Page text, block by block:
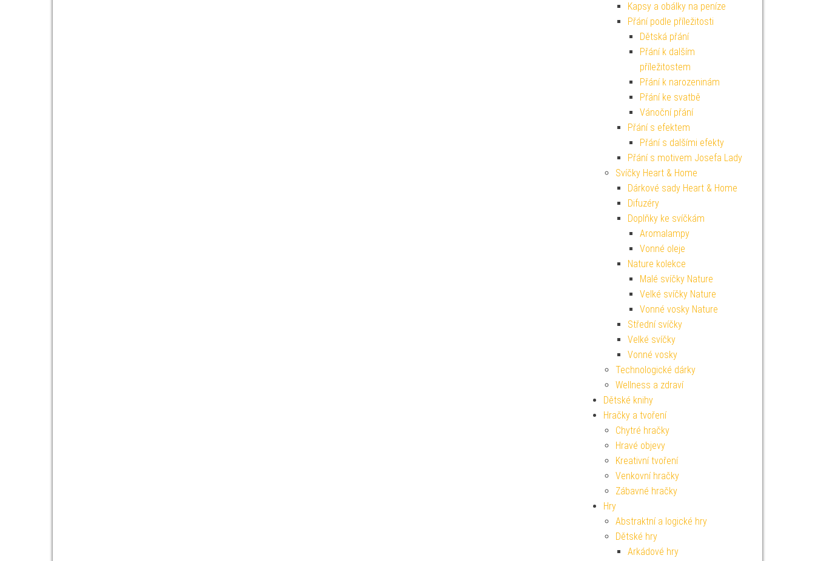
Kapsy a obálky na peníze
Přání podle příležitosti
Dětská přání
Přání k dalším
příležitostem
Přání k narozeninám
Přání ke svatbě
Vánoční přání
Přání s efektem
Přání s dalšími efekty
Přání s motivem Josefa Lady
Svíčky Heart & Home
Dárkové sady Heart & Home
Difuzéry
Doplňky ke svíčkám
Aromalampy
Vonné oleje
Nature kolekce
Malé svíčky Nature
Velké svíčky Nature
Vonné vosky Nature
Střední svíčky
Velké svíčky
Vonné vosky
Technologické dárky
Wellness a zdraví
Dětské knihy
Hračky a tvoření
Chytré hračky
Hravé objevy
Kreativní tvoření
Venkovní hračky
Zábavné hračky
Hry
Abstraktní a logické hry
Dětské hry
Arkádové hry